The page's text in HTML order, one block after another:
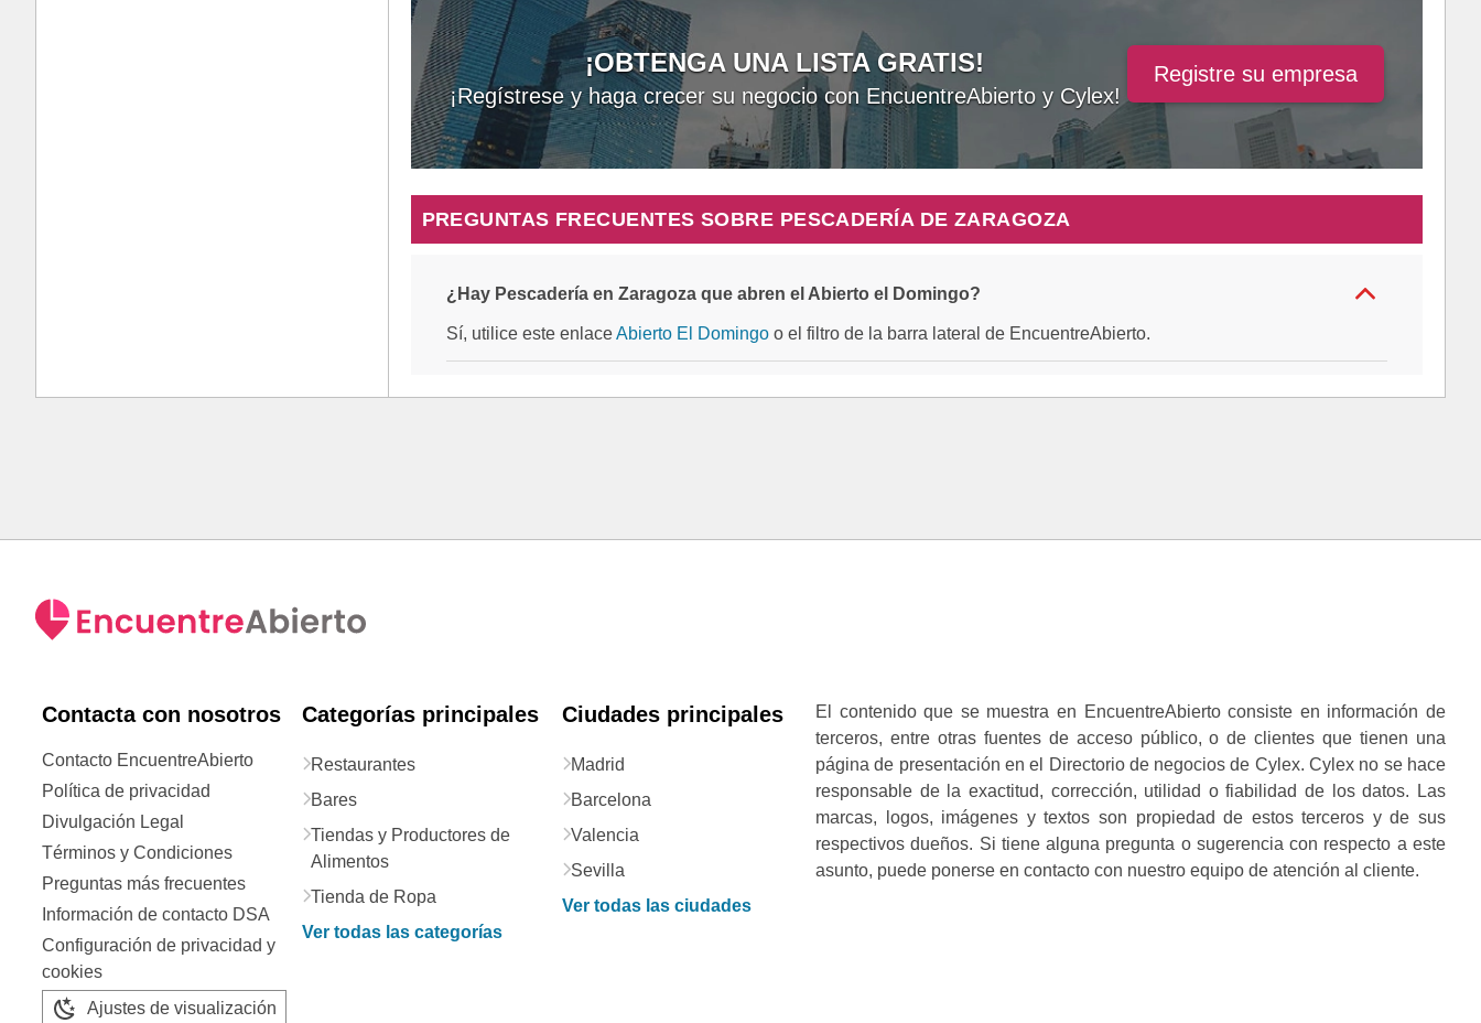
¡OBTENGA UNA LISTA GRATIS!
¡Regístrese y haga crecer su negocio con EncuentreAbierto y Cylex!
Registre su empresa
PREGUNTAS FRECUENTES SOBRE PESCADERÍA DE ZARAGOZA
¿Hay Pescadería en Zaragoza que abren el Abierto el Domingo?
Sí, utilice este enlace Abierto El Domingo o el filtro de la barra lateral de EncuentreAbierto.
Contacta con nosotros
Contacto EncuentreAbierto
Política de privacidad
Divulgación Legal
Términos y Condiciones
Preguntas más frecuentes
Información de contacto DSA
Configuración de privacidad y
cookies
Ajustes de visualización
Categorías principales
Restaurantes
Bares
Tiendas y Productores de
Alimentos
Tienda de Ropa
Ver todas las categorías
Ciudades principales
Madrid
Barcelona
Valencia
Sevilla
Ver todas las ciudades
El contenido que se muestra en EncuentreAbierto consiste en información de
terceros, entre otras fuentes de acceso público, o de clientes que tienen una
página de presentación en el Directorio de negocios de Cylex. Cylex no se hace
responsable de la exactitud, corrección, utilidad o fiabilidad de los datos. Las
marcas, logos, imágenes y textos son propiedad de estos terceros y de sus
respectivos dueños. Si tiene alguna pregunta o sugerencia con respecto a este
asunto, puede ponerse en contacto con nuestro equipo de atención al cliente.